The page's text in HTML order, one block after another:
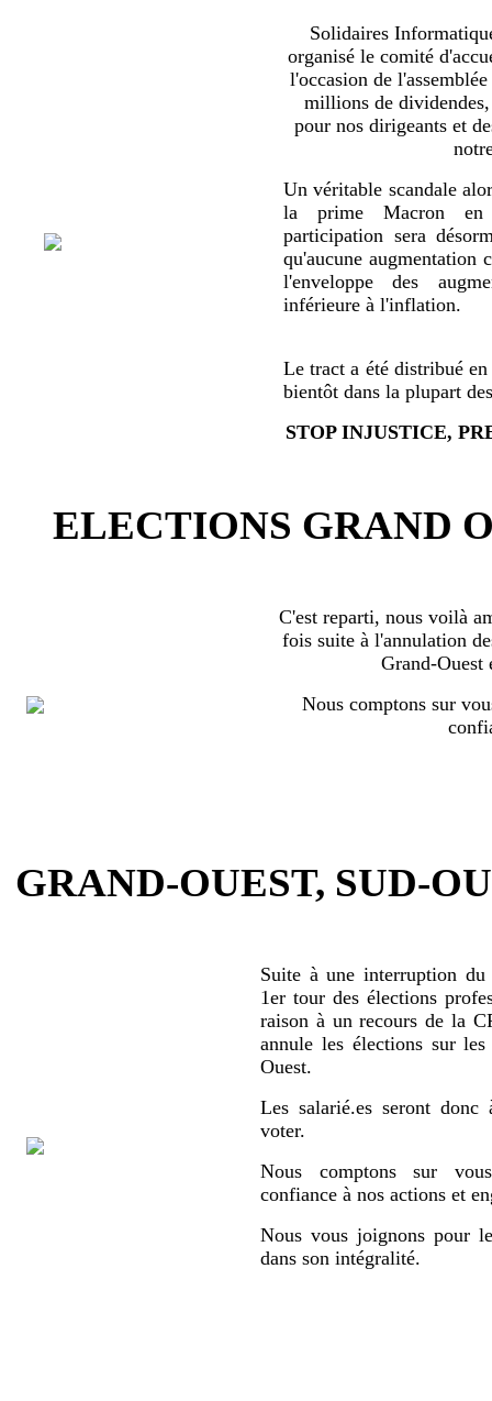
Solidaires
organisé le comité
l'occasion de
millions de
pour nos dirigeants et
Un véritable scandale
la prime Macron
participation sera
qu'aucune augmentation
l'enveloppe des
inférieure à l'inflation.
Le tract a été distribué en
bientôt dans la plupart
STOP INJUSTICE,
ELECTIONS GRAND
C'est reparti, nous voilà
fois suite à l'annulation
Grand-Ouest
Nous comptons sur
GRAND-OUEST, SUD-
Suite à une interruption
1er tour des élections
raison à un recours de la
annule les élections sur
Ouest.
Les salarié.es seront
voter.
Nous comptons sur
confiance à nos actions et
Nous vous joignons pour
dans son intégralité.